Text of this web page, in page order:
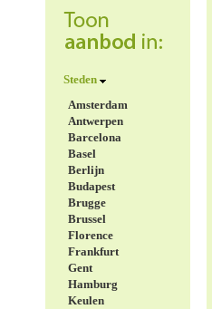
Steden
Amsterdam
Antwerpen
Barcelona
Basel
Berlijn
Budapest
Brugge
Brussel
Florence
Frankfurt
Gent
Hamburg
Keulen